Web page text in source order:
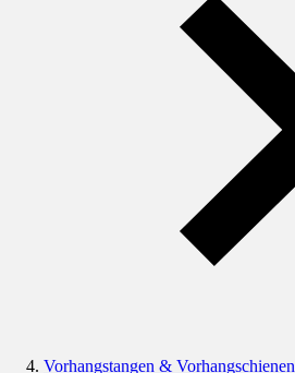
Vorhangstangen & Vorhangschienen